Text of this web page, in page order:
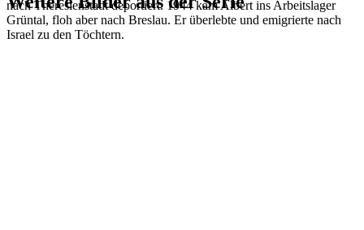
nach Theresienstadt deportiert. 1944 kam Albert ins Arbeitslager
Grüntal, floh aber nach Breslau. Er überlebte und emigrierte nach
Israel zu den Töchtern.
1941 Breslau